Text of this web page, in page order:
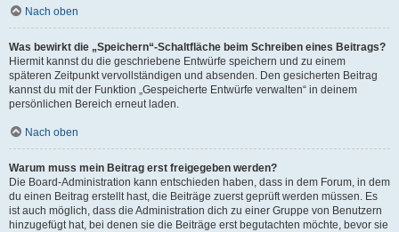
Nach oben
Was bewirkt die „Speichern“-Schaltfläche beim Schreiben eines Beitrags?
Hiermit kannst du die geschriebene Entwürfe speichern und zu einem
späteren Zeitpunkt vervollständigen und absenden. Den gesicherten Beitrag
kannst du mit der Funktion „Gespeicherte Entwürfe verwalten“ in deinem
persönlichen Bereich erneut laden.
Nach oben
Warum muss mein Beitrag erst freigegeben werden?
Die Board-Administration kann entschieden haben, dass in dem Forum, in dem
du einen Beitrag erstellt hast, die Beiträge zuerst geprüft werden müssen. Es
ist auch möglich, dass die Administration dich zu einer Gruppe von Benutzern
hinzugefügt hat, bei denen sie die Beiträge erst begutachten möchte, bevor sie